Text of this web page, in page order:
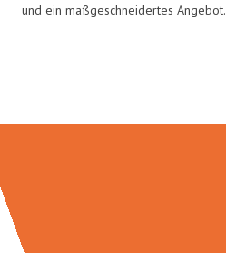
und ein maßgeschneidertes Angebot.